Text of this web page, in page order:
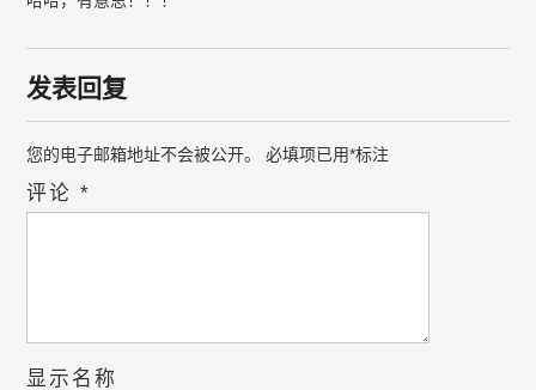
发表回复
您的电子邮箱地址不会被公开。 必填项已用*标注
评论*
显示名称